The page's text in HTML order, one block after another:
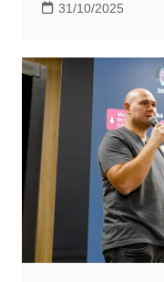
31/10/2025